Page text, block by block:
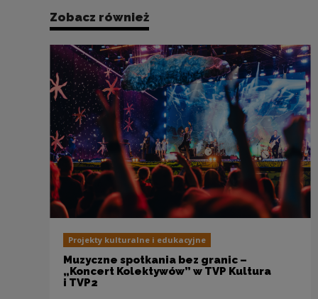
Zobacz również
Projekty kulturalne i edukacyjne
Muzyczne spotkania bez granic –
„Koncert Kolektywów” w TVP Kultura
i TVP2